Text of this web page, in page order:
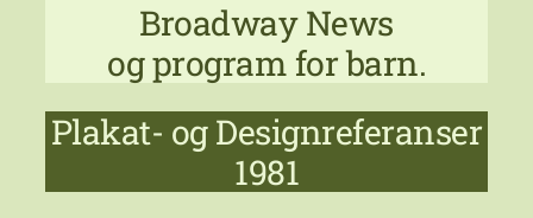
Broadway News
og program for barn.
Plakat- og Designreferanser
1981